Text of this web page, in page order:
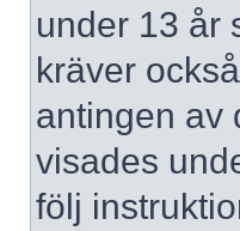
under 13 år
kräver
antingen av
visades
följ